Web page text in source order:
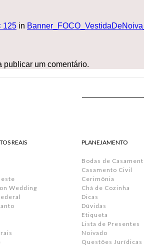
125 in
publicar um comentário.
REAIS
Wedding
PLANEJAMENTO
Bodas de
Casamento Civil
Cerimônia
Chá de Cozinha
Dicas
Dúvidas
Etiqueta
Lista de Presentes
Noivado
Questões Jurídicas